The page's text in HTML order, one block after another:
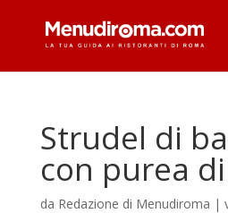
Strudel di
con purea
da Redazione di Menudiroma |